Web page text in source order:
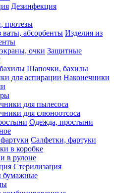
Дезинфекция
протезы
Изделия из
Защитные
Шапочки, бахилы
Наконечники
для пылесоса
для слюноотсоса
Одежда, простыни
Салфетки, фартуки
в коробке
в рулоне
Стерилизация
бумажные